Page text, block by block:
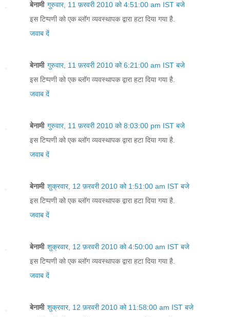
बेनामी गुरुवार, 11 फ़रवरी 2010 को 4:51:00 am IST बजे
इस टिप्पणी को एक ब्लॉग व्यवस्थापक द्वारा हटा दिया गया है.
जवाब दें
बेनामी गुरुवार, 11 फ़रवरी 2010 को 6:21:00 am IST बजे
इस टिप्पणी को एक ब्लॉग व्यवस्थापक द्वारा हटा दिया गया है.
जवाब दें
बेनामी गुरुवार, 11 फ़रवरी 2010 को 8:03:00 pm IST बजे
इस टिप्पणी को एक ब्लॉग व्यवस्थापक द्वारा हटा दिया गया है.
जवाब दें
बेनामी शुक्रवार, 12 फ़रवरी 2010 को 1:51:00 am IST बजे
इस टिप्पणी को एक ब्लॉग व्यवस्थापक द्वारा हटा दिया गया है.
जवाब दें
बेनामी शुक्रवार, 12 फ़रवरी 2010 को 4:50:00 am IST बजे
इस टिप्पणी को एक ब्लॉग व्यवस्थापक द्वारा हटा दिया गया है.
जवाब दें
बेनामी शुक्रवार, 12 फ़रवरी 2010 को 11:58:00 am IST बजे